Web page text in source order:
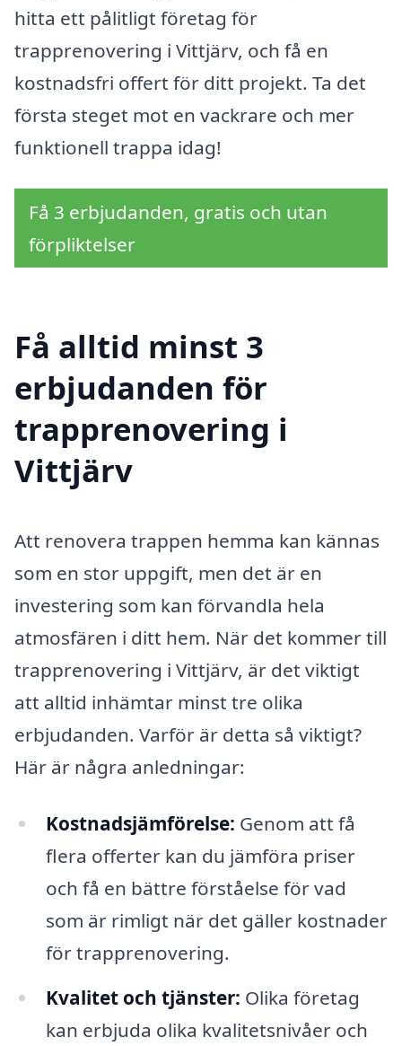
hitta ett pålitligt företag för
trapprenovering i Vittjärv, och få en
kostnadsfri offert för ditt projekt. Ta det
första steget mot en vackrare och mer
funktionell trappa idag!
Få 3 erbjudanden, gratis och utan
förpliktelser
Få alltid minst 3
erbjudanden för
trapprenovering i
Vittjärv
Att renovera trappen hemma kan kännas
som en stor uppgift, men det är en
investering som kan förvandla hela
atmosfären i ditt hem. När det kommer till
trapprenovering i Vittjärv, är det viktigt
att alltid inhämtar minst tre olika
erbjudanden. Varför är detta så viktigt?
Här är några anledningar:
Kostnadsjämförelse: Genom att få
flera offerter kan du jämföra priser
och få en bättre förståelse för vad
som är rimligt när det gäller kostnader
för trapprenovering.
Kvalitet och tjänster: Olika företag
kan erbjuda olika kvalitetsnivåer och